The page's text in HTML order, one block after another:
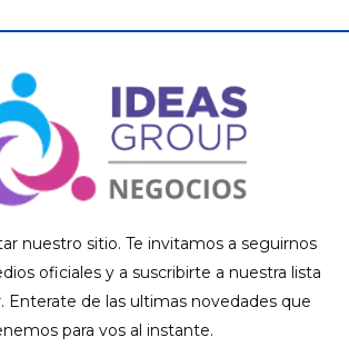
nuestro sitio. Te invitamos a seguirnos
oficiales y a suscribirte a nuestra lista
Enterate de las ultimas novedades que
para vos al instante.